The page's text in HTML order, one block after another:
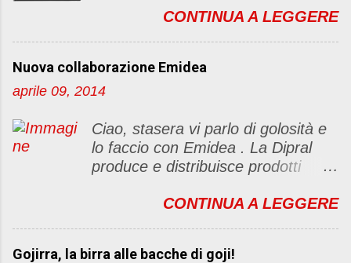
t
o
un "party" dell'amicizia .... Mi
post, ma anche di sentimenti ed
emozioni. Non siete obbligate a
avete il tempo bene, altrimenti no
problem. :D Le regole sono le
seguenti 1) Prelevare l'immagine
blog con il link del mio
http://foodandbeautypassion.blogs
CONTINUA A LEGGERE
Nuova collaborazione Emidea
aprile 09, 2014
Ciao, stasera vi parlo di golosità e
lo faccio con Emidea . La Dipral
produce e distribuisce prodotti
qualità a marchio Emidea (rivolti
CONTINUA A LEGGERE
Gojirra, la birra alle bacche di goji!